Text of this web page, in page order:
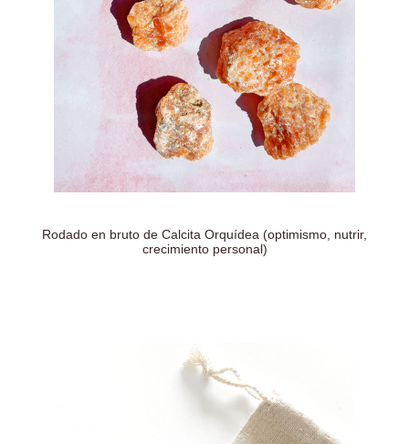
Rodado en bruto de Calcita Orquídea (optimismo, nutrir,
crecimiento personal)